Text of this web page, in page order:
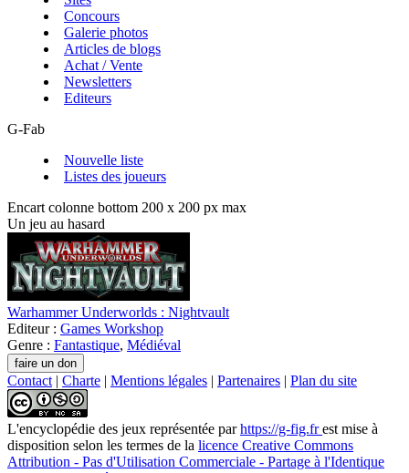
Concours
Galerie photos
Articles de blogs
Achat / Vente
Newsletters
Editeurs
G-Fab
Nouvelle liste
Listes des joueurs
Encart colonne bottom 200 x 200 px max
Un jeu au hasard
Warhammer Underworlds : Nightvault
Editeur : Games Workshop
Genre : Fantastique, Médiéval
Contact | Charte | Mentions légales | Partenaires | Plan du site
L'encyclopédie des jeux représentée parhttps://g-fig.frest mise à
disposition selon les termes de la licence Creative Commons
Attribution - Pas d'Utilisation Commerciale - Partage à l'Identique